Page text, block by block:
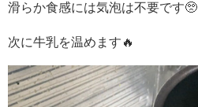
滑らか食感には気泡は不要です🥺
次に牛乳を温めます🔥